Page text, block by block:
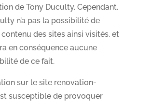
de Tony Duculty. Cependant,
n’a pas la possibilité de
des sites ainsi visités, et
en conséquence aucune
de ce fait.
sur le site renovation-
susceptible de provoquer